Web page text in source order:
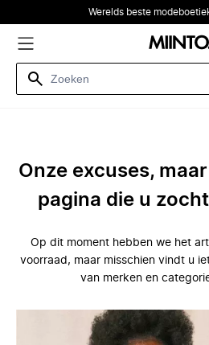
Werelds beste
Onze excuses,
pagina die u
Op dit moment hebben we het
voorraad, maar misschien vindt u
van merken en